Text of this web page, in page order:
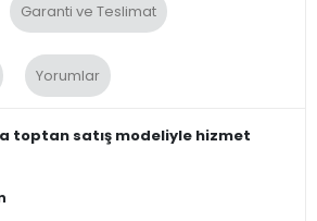
Garanti ve Teslimat
Yorumlar
toptan satış modeliyle hizmet